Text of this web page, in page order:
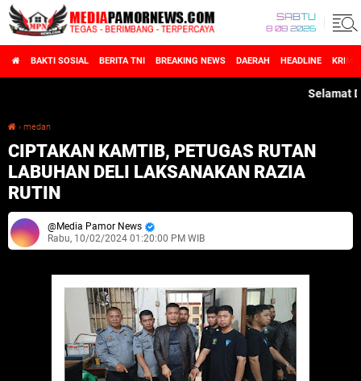
SABTU
8 08 2026
BAKTI SOSIAL BERITA TNI BREAKING NEWS DAERAH HEADLINE
Selamat
› medan
CIPTAKAN KAMTIB, PETUGAS RUTAN
LABUHAN DELI LAKSANAKAN RAZIA
RUTIN
Media Pamor News
Rabu, 10/02/2024 01:20:00 PM WIB